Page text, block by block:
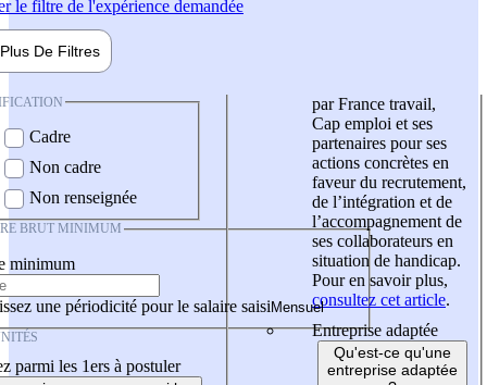
le filtre de l'expérience demandée
Plus De Filtres
Cadre
Non cadre
Non renseignée
BRUT MINIMUM
minimum
une périodicité pour le salaire saisi
parmi les 1ers à postuler
par France travail,
Cap emploi et ses
partenaires pour ses
actions concrètes en
faveur du recrutement,
de l’intégration et de
l’accompagnement de
ses collaborateurs en
situation de handicap.
Pour en savoir plus,
consultez cet article.
Entreprise adaptée
Qu'est-ce qu'une
entreprise adaptée